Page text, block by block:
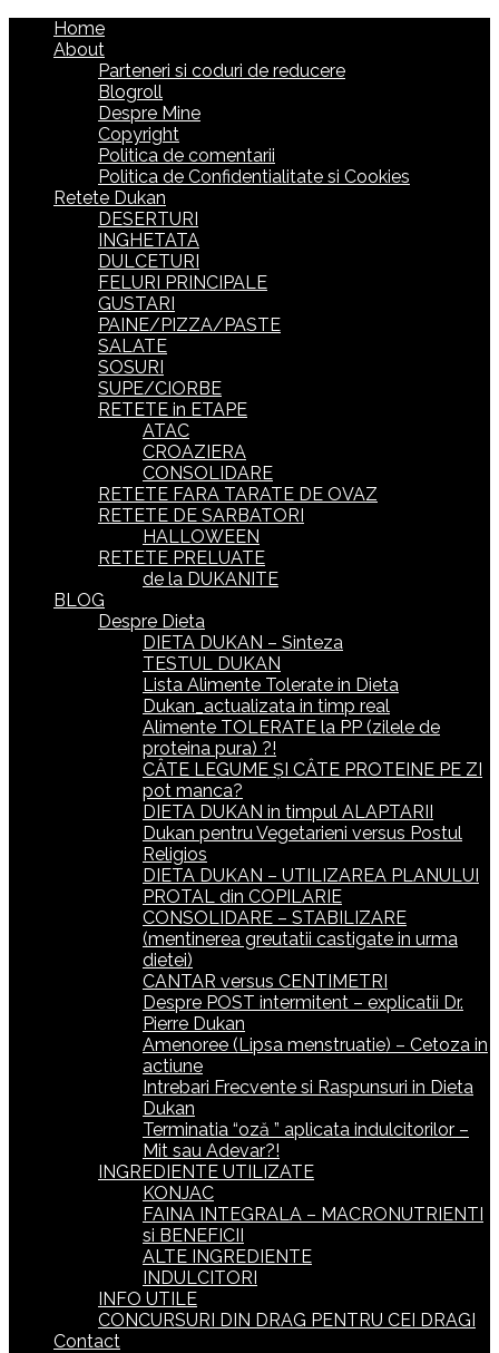
Home
About
Parteneri si coduri de reducere
Blogroll
Despre Mine
Copyright
Politica de comentarii
Politica de Confidentialitate si Cookies
Retete Dukan
DESERTURI
INGHETATA
DULCETURI
FELURI PRINCIPALE
GUSTARI
PAINE/PIZZA/PASTE
SALATE
SOSURI
SUPE/CIORBE
RETETE in ETAPE
ATAC
CROAZIERA
CONSOLIDARE
RETETE FARA TARATE DE OVAZ
RETETE DE SARBATORI
HALLOWEEN
RETETE PRELUATE
de la DUKANITE
BLOG
Despre Dieta
DIETA DUKAN – Sinteza
TESTUL DUKAN
Lista Alimente Tolerate in Dieta
Dukan_actualizata in timp real
Alimente TOLERATE la PP (zilele de
proteina pura) ?!
CÂTE LEGUME ȘI CÂTE PROTEINE PE ZI
pot manca?
DIETA DUKAN in timpul ALAPTARII
Dukan pentru Vegetarieni versus Postul
Religios
DIETA DUKAN – UTILIZAREA PLANULUI
PROTAL din COPILARIE
CONSOLIDARE – STABILIZARE
(mentinerea greutatii castigate in urma
dietei)
CANTAR versus CENTIMETRI
Despre POST intermitent – explicatii Dr.
Pierre Dukan
Amenoree (Lipsa menstruatie) – Cetoza in
actiune
Intrebari Frecvente si Raspunsuri in Dieta
Dukan
Terminatia “oză ” aplicata indulcitorilor –
Mit sau Adevar?!
INGREDIENTE UTILIZATE
KONJAC
FAINA INTEGRALA – MACRONUTRIENTI
si BENEFICII
ALTE INGREDIENTE
INDULCITORI
INFO UTILE
CONCURSURI DIN DRAG PENTRU CEI DRAGI
Contact